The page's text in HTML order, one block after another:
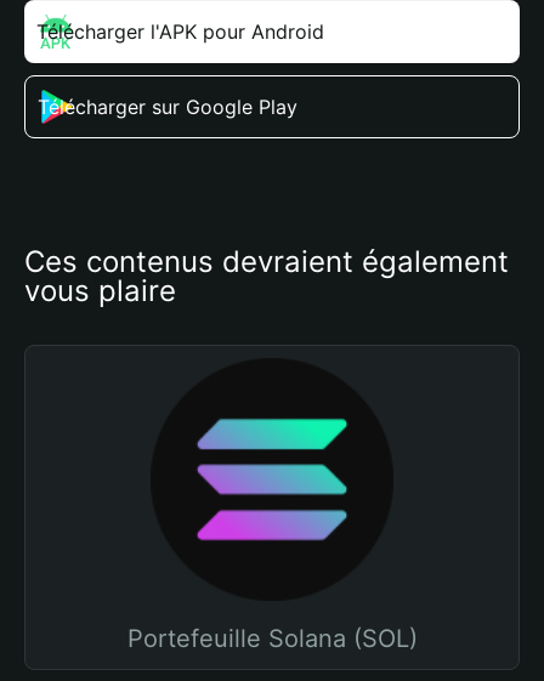
Télécharger l'APK pour Android
Télécharger sur Google Play
Ces contenus devraient également
vous plaire
Portefeuille Solana (SOL)